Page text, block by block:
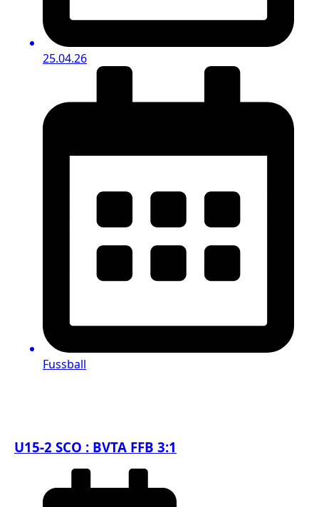
25.04.26
Fussball
U15-2 SCO : BVTA FFB 3:1